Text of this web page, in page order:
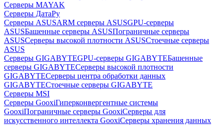
Серверы MAYAK
Серверы ДатаРу
Серверы ASUSARM серверы ASUSGPU-серверы
ASUSБашенные серверы ASUSПограничные серверы
ASUSСерверы высокой плотности ASUSСтоечные серверы
ASUS
Серверы GIGABYTEGPU-серверы GIGABYTEБашенные
серверы GIGABYTEСерверы высокой плотности
GIGABYTEСерверы центра обработки данных
GIGABYTEСтоечные серверы GIGABYTE
Серверы MSI
Серверы GooxiГиперконвергентные системы
GooxiПограничные серверы GooxiСерверы для
искусственного интеллекта GooxiСерверы хранения данных